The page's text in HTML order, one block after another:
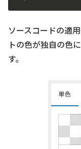
ソースコードの適
トの色が独自の色
す。